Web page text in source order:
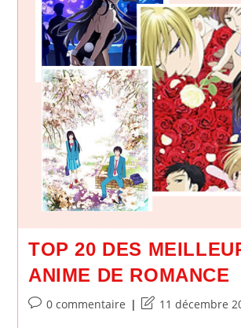
TOP 20 DES
ANIME DE ROMANCE
Commentaires
0 commentaire
Dernière
11 décembre